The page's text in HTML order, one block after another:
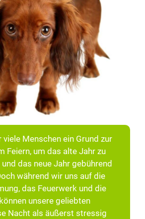
Menschen ein Grund zur
Feiern, um das alte Jahr zu
das neue Jahr gebührend
während wir uns auf die
das Feuerwerk und die
unsere geliebten
Nacht als äußerst stressig